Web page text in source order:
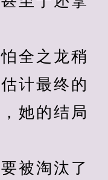
全之龙稍
计最终的
她的结局
被淘汰了